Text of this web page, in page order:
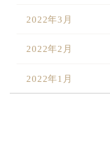
2022年3月
2022年2月
2022年1月